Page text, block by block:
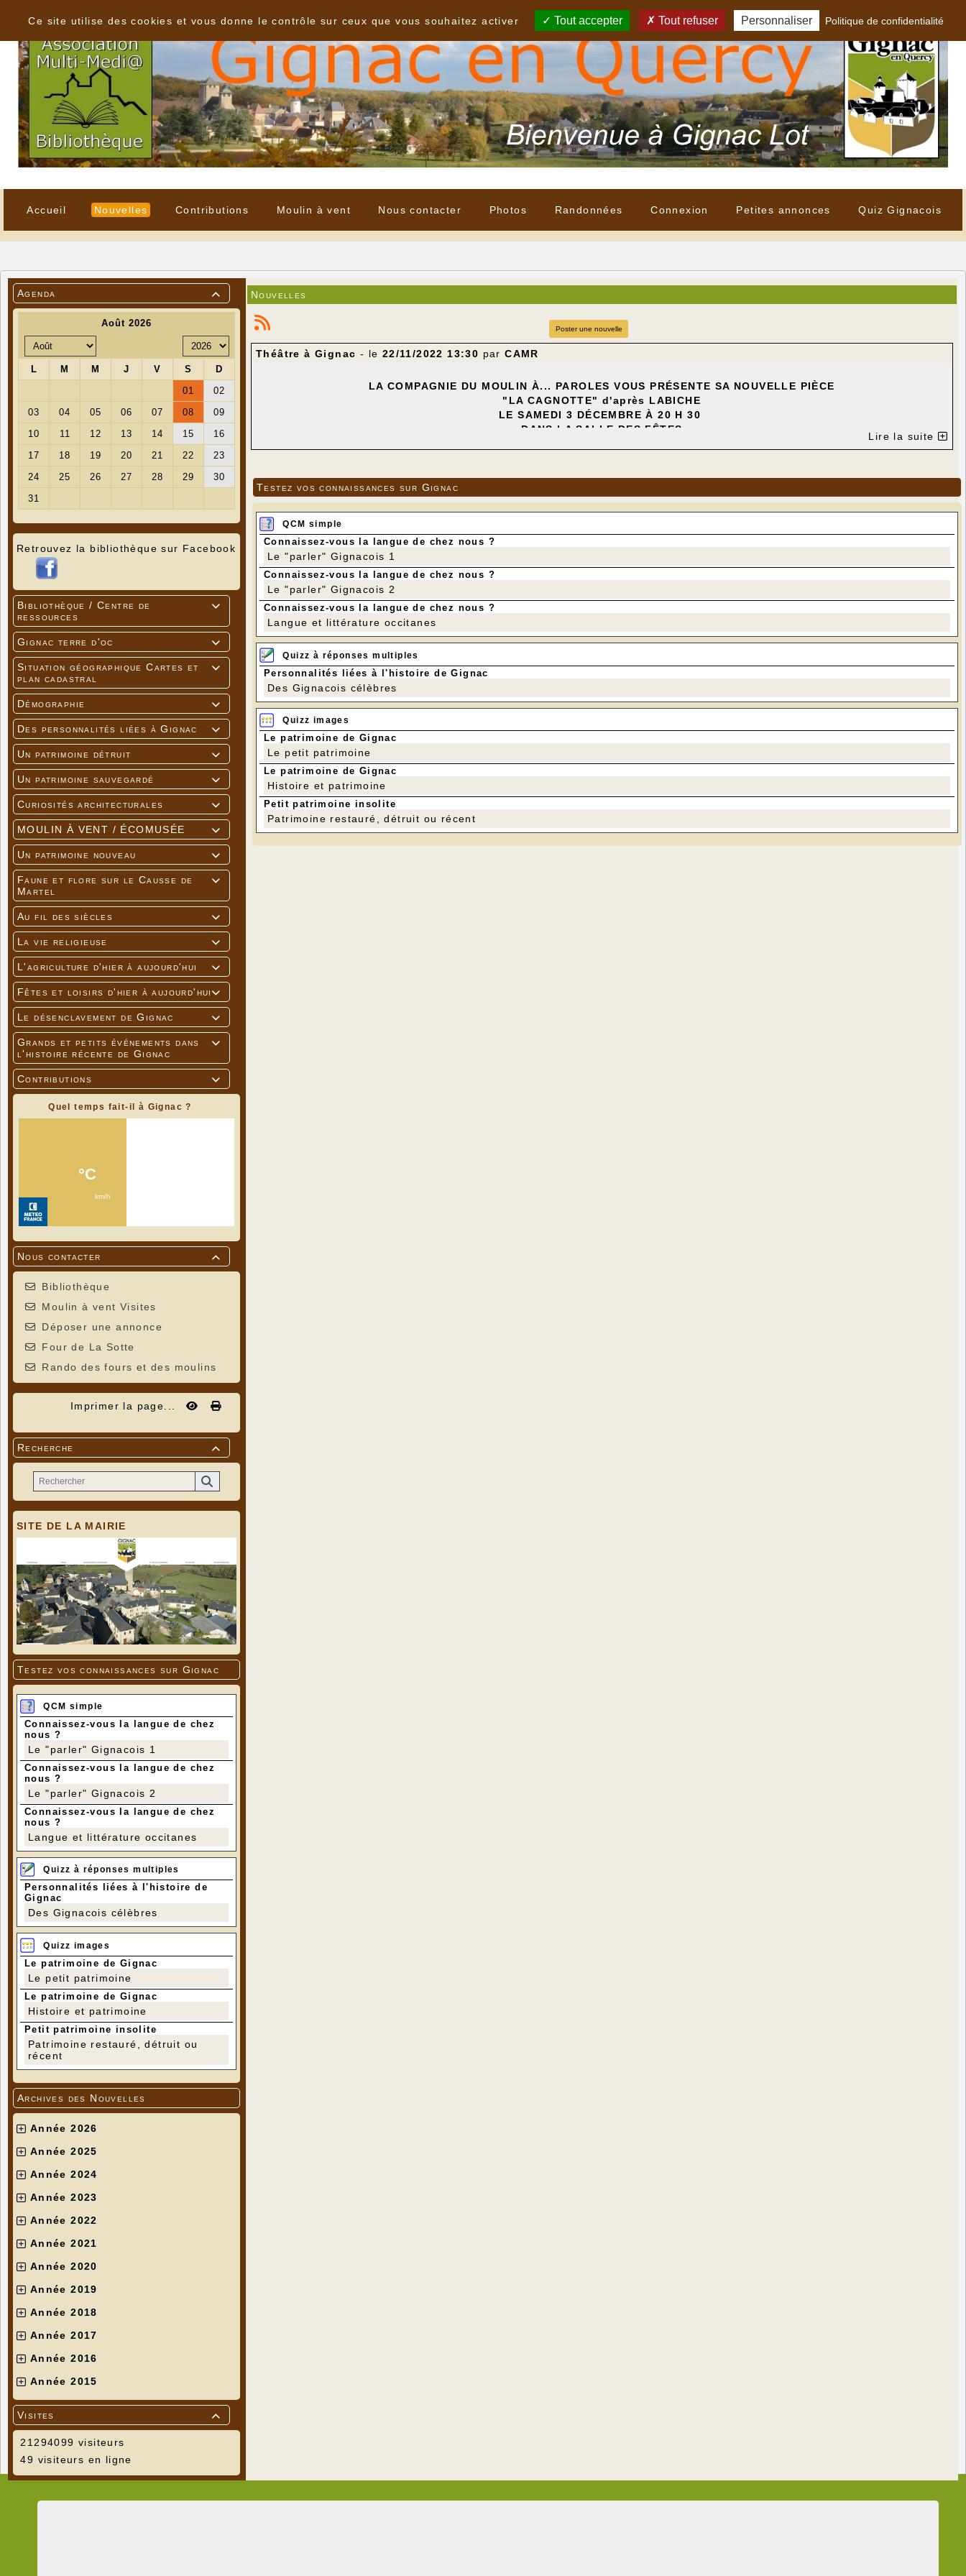
Accueil Nouvelles Contributions Moulin à vent Nous contacter Photos Randonnées Connexion Petites annonces Quiz Gignacois

Agenda
Retrouvez la bibliothèque sur Facebook

Bibliothèque / Centre de
ressources

Gignac terre d'oc

Situation géographique Cartes et
plan cadastral

Démographie

Des personnalités liées à Gignac

Un patrimoine détruit

Un patrimoine sauvegardé

Curiosités architecturales

MOULIN À VENT / ÉCOMUSÉE

Un patrimoine nouveau

Faune et flore sur le Causse de
Martel

Au fil des siècles

La vie religieuse

L'agriculture d'hier à aujourd'hui

Fêtes et loisirs d'hier à aujourd'hui

Le désenclavement de Gignac

Grands et petits événements dans
l'histoire récente de Gignac

Contributions
Quel temps fait-il à Gignac ?

Nous contacter
Bibliothèque
Moulin à vent Visites
Déposer une annonce
Four de La Sotte
Rando des fours et des moulins
Imprimer la page...

Recherche
SITE DE LA MAIRIE
Testez vos connaissances sur Gignac
QCM simple
Connaissez-vous la langue de chez
nous ?
Le "parler" Gignacois 1
Connaissez-vous la langue de chez
nous ?
Le "parler" Gignacois 2
Connaissez-vous la langue de chez
nous ?
Langue et littérature occitanes
Quizz à réponses multiples
Personnalités liées à l'histoire de
Gignac
Des Gignacois célèbres
Quizz images
Le patrimoine de Gignac
Le petit patrimoine
Le patrimoine de Gignac
Histoire et patrimoine
Petit patrimoine insolite
Patrimoine restauré, détruit ou
récent
Archives des Nouvelles
Année 2026
Année 2025
Année 2024
Année 2023
Année 2022
Année 2021
Année 2020
Année 2019
Année 2018
Année 2017
Année 2016
Année 2015

Visites
21294099 visiteurs
49 visiteurs en ligne
Nouvelles
Poster une nouvelle
Théâtre à Gignac - le 22/11/2022 13:30 parCAMR
LA COMPAGNIE DU MOULIN À... PAROLES VOUS PRÉSENTE SA NOUVELLE PIÈCE
"LA CAGNOTTE" d'après LABICHE
LE SAMEDI 3 DÉCEMBRE À 20 H 30
DANS LA SALLE DES FÊTES
Interprétée par Roger Bouyssou - Michel Brousse - Thierry Dionis - Gérard Lacroix - François Lafon -
---
Lire la suite
Testez vos connaissances sur Gignac
QCM simple
Connaissez-vous la langue de chez nous ?
Le "parler" Gignacois 1
Connaissez-vous la langue de chez nous ?
Le "parler" Gignacois 2
Connaissez-vous la langue de chez nous ?
Langue et littérature occitanes
Quizz à réponses multiples
Personnalités liées à l'histoire de Gignac
Des Gignacois célèbres
Quizz images
Le patrimoine de Gignac
Le petit patrimoine
Le patrimoine de Gignac
Histoire et patrimoine
Petit patrimoine insolite
Patrimoine restauré, détruit ou récent
Ce site utilise des cookies et vous donne le contrôle sur ceux que vous souhaitez activer
Tout accepter Tout refuser Personnaliser Politique de confidentialité